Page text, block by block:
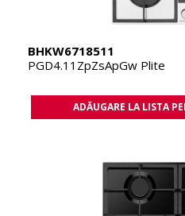
BHKW6718511
PGD4.11ZpZsApGw Plite
ADĂUGARE LA LISTA